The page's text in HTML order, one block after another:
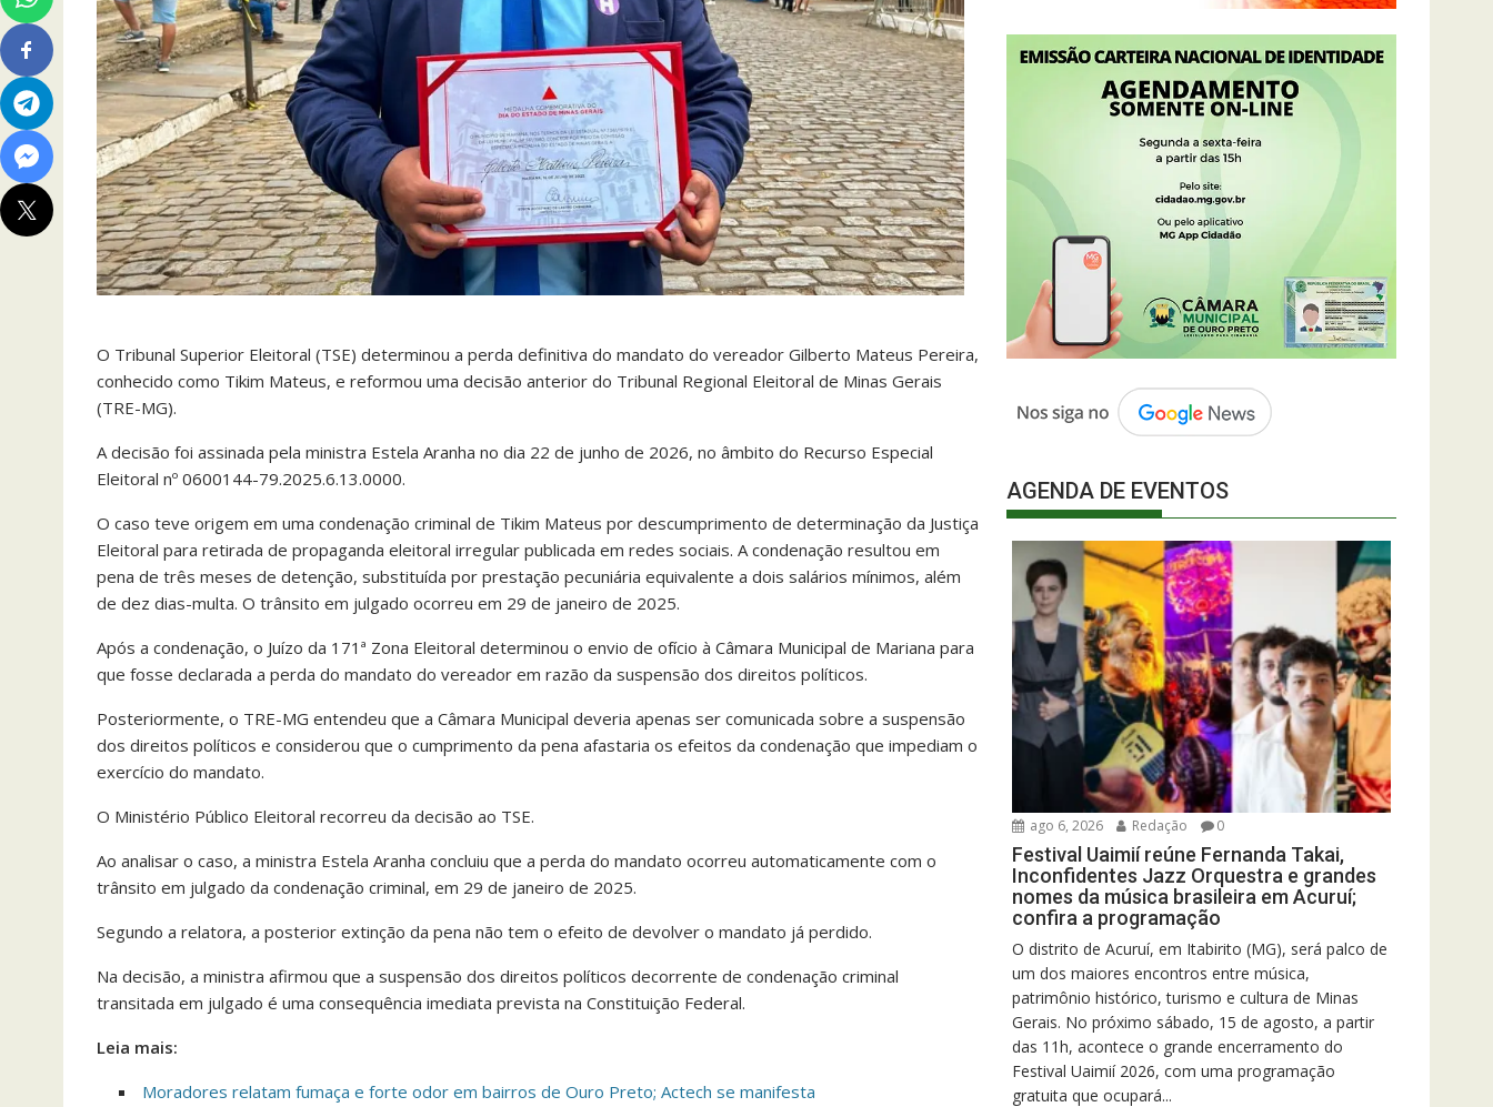
O Tribunal Superior Eleitoral (TSE) determinou a perda definitiva do mandato do vereador Gilberto Mateus Pereira,
conhecido como Tikim Mateus, e reformou uma decisão anterior do Tribunal Regional Eleitoral de Minas Gerais
(TRE-MG).
A decisão foi assinada pela ministra Estela Aranha no dia 22 de junho de 2026, no âmbito do Recurso Especial
Eleitoral nº 0600144-79.2025.6.13.0000.
O caso teve origem em uma condenação criminal de Tikim Mateus por descumprimento de determinação da Justiça
Eleitoral para retirada de propaganda eleitoral irregular publicada em redes sociais. A condenação resultou em
pena de três meses de detenção, substituída por prestação pecuniária equivalente a dois salários mínimos, além
de dez dias-multa. O trânsito em julgado ocorreu em 29 de janeiro de 2025.
Após a condenação, o Juízo da 171ª Zona Eleitoral determinou o envio de ofício à Câmara Municipal de Mariana para
que fosse declarada a perda do mandato do vereador em razão da suspensão dos direitos políticos.
Posteriormente, o TRE-MG entendeu que a Câmara Municipal deveria apenas ser comunicada sobre a suspensão
dos direitos políticos e considerou que o cumprimento da pena afastaria os efeitos da condenação que impediam o
exercício do mandato.
O Ministério Público Eleitoral recorreu da decisão ao TSE.
Ao analisar o caso, a ministra Estela Aranha concluiu que a perda do mandato ocorreu automaticamente com o
trânsito em julgado da condenação criminal, em 29 de janeiro de 2025.
Segundo a relatora, a posterior extinção da pena não tem o efeito de devolver o mandato já perdido.
Na decisão, a ministra afirmou que a suspensão dos direitos políticos decorrente de condenação criminal
transitada em julgado é uma consequência imediata prevista na Constituição Federal.
Leia mais:
Moradores relatam fumaça e forte odor em bairros de Ouro Preto; Actech se manifesta
AGENDA DE EVENTOS
ago 6, 2026 Redação 0
Festival Uaimií reúne Fernanda Takai,
Inconfidentes Jazz Orquestra e grandes
nomes da música brasileira em Acuruí;
confira a programação
O distrito de Acuruí, em Itabirito (MG), será palco de
um dos maiores encontros entre música,
patrimônio histórico, turismo e cultura de Minas
Gerais. No próximo sábado, 15 de agosto, a partir
das 11h, acontece o grande encerramento do
Festival Uaimií 2026, com uma programação
gratuita que ocupará...